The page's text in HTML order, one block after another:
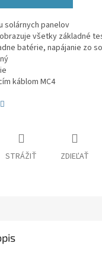
solárnych panelov
všetky základné
batérie, napájanie zo
káblom MC4
STRÁŽIŤ ZDIEĽAŤ